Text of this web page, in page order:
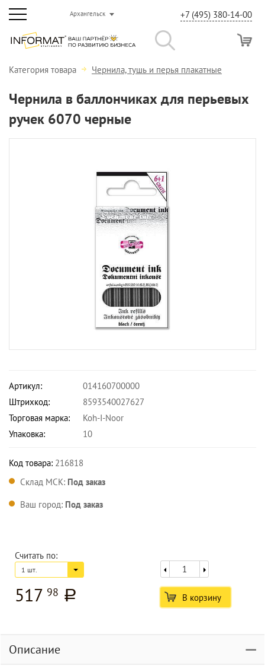
Архангельск +7 (495) 380-14-00
Категория товара Чернила, тушь и перья плакатные
Чернила в баллончиках для перьевых
ручек 6070 черные
Артикул:
014160700000
Штрихкод:
8593540027627
Торговая марка:
Koh-I-Noor
Упаковка:
10
Код товара: 216818
Склад МСК: Под заказ
Ваш город: Под заказ
Считать по:
1 шт.
517 98 a В корзину
Описание